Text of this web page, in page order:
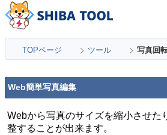
TOPページ ツール 写真回
Web簡単写真編集
Webから写真のサイズを縮小させた
整することが出来ます。